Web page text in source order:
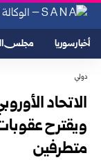
أخبار سوريا مجلس
دولي
الاتحاد
ويقترح
متطرفين